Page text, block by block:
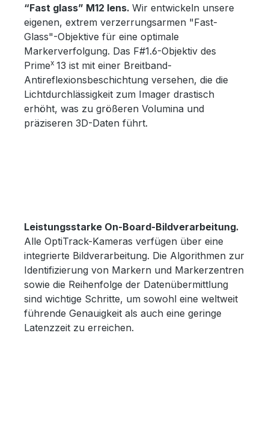
“Fast glass” M12 lens. Wir entwickeln unsere
eigenen, extrem verzerrungsarmen "Fast-
Glass"-Objektive für eine optimale
Markerverfolgung. Das F#1.6-Objektiv des
Primex 13 ist mit einer Breitband-
Antireflexionsbeschichtung versehen, die die
Lichtdurchlässigkeit zum Imager drastisch
erhöht, was zu größeren Volumina und
präziseren 3D-Daten führt.
Leistungsstarke On-Board-Bildverarbeitung.
Alle OptiTrack-Kameras verfügen über eine
integrierte Bildverarbeitung. Die Algorithmen zur
Identifizierung von Markern und Markerzentren
sowie die Reihenfolge der Datenübermittlung
sind wichtige Schritte, um sowohl eine weltweit
führende Genauigkeit als auch eine geringe
Latenzzeit zu erreichen.